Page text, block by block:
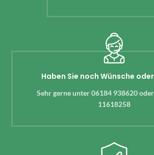
Haben Sie noch Wünsche
Sehr gerne unter 06184 938620
11618258